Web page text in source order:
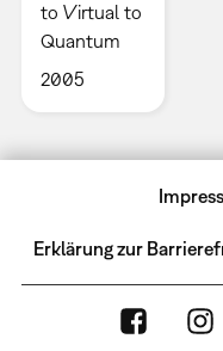
to Virtual to
Quantum
2005
Erklärung zur